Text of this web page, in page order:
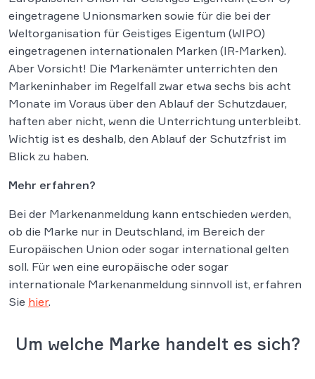
eingetragene Unionsmarken sowie für die bei der
Weltorganisation für Geistiges Eigentum (WIPO)
eingetragenen internationalen Marken (IR-Marken).
Aber Vorsicht! Die Markenämter unterrichten den
Markeninhaber im Regelfall zwar etwa sechs bis acht
Monate im Voraus über den Ablauf der Schutzdauer,
haften aber nicht, wenn die Unterrichtung unterbleibt.
Wichtig ist es deshalb, den Ablauf der Schutzfrist im
Blick zu haben.
Mehr erfahren?
Bei der Markenanmeldung kann entschieden werden,
ob die Marke nur in Deutschland, im Bereich der
Europäischen Union oder sogar international gelten
soll. Für wen eine europäische oder sogar
internationale Markenanmeldung sinnvoll ist, erfahren
Sie hier.
Um welche Marke handelt es sich?